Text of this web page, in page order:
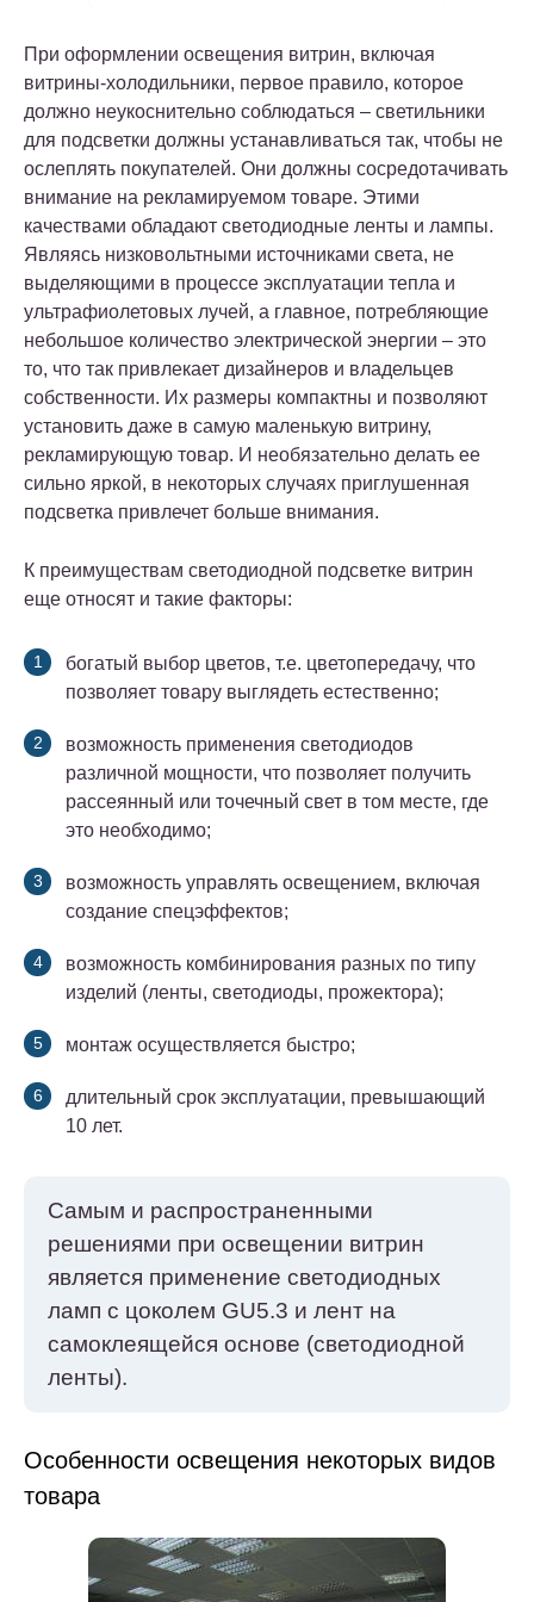
При оформлении освещения витрин, включая
витрины-холодильники, первое правило, которое
должно неукоснительно соблюдаться – светильники
для подсветки должны устанавливаться так, чтобы не
ослеплять покупателей. Они должны сосредотачивать
внимание на рекламируемом товаре. Этими
качествами обладают светодиодные ленты и лампы.
Являясь низковольтными источниками света, не
выделяющими в процессе эксплуатации тепла и
ультрафиолетовых лучей, а главное, потребляющие
небольшое количество электрической энергии – это
то, что так привлекает дизайнеров и владельцев
собственности. Их размеры компактны и позволяют
установить даже в самую маленькую витрину,
рекламирующую товар. И необязательно делать ее
сильно яркой, в некоторых случаях приглушенная
подсветка привлечет больше внимания.
К преимуществам светодиодной подсветке витрин
еще относят и такие факторы:
богатый выбор цветов, т.е. цветопередачу, что
позволяет товару выглядеть естественно;
возможность применения светодиодов
различной мощности, что позволяет получить
рассеянный или точечный свет в том месте, где
это необходимо;
возможность управлять освещением, включая
создание спецэффектов;
возможность комбинирования разных по типу
изделий (ленты, светодиоды, прожектора);
монтаж осуществляется быстро;
длительный срок эксплуатации, превышающий
10 лет.
Самым и распространенными
решениями при освещении витрин
является применение светодиодных
ламп с цоколем GU5.3 и лент на
самоклеящейся основе (светодиодной
ленты).
Особенности освещения некоторых видов
товара